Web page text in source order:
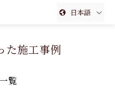
日本語
た施工事例
覧